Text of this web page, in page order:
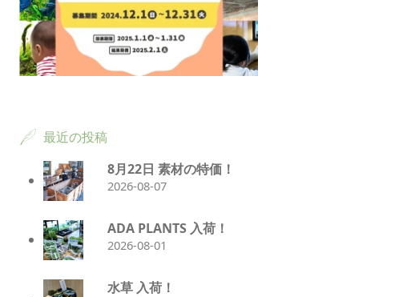
最近の投稿
8月22日 素材の特価！
2026-08-07
ADA PLANTS 入荷！
2026-08-01
水草 入荷！